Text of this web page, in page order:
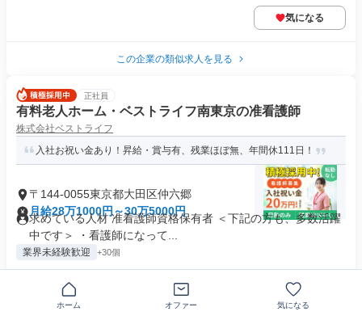
気になる
この企業の類似求人を見る
正社員
有料老人ホーム・ベストライフ南東京の准看護師
株式会社ベストライフ
入社お祝い金あり！昇給・賞与有、残業ほぼ無、年間休111日！
〒144-0055東京都大田区仲六郷
月給28万1000円～30万5000円
求めている人材 准看護師資格保有者 ＜下記の方も、多数活躍
中です＞ ・看護師になって...
業界未経験歓迎 +30個
気になる
ホーム オファー 気になる